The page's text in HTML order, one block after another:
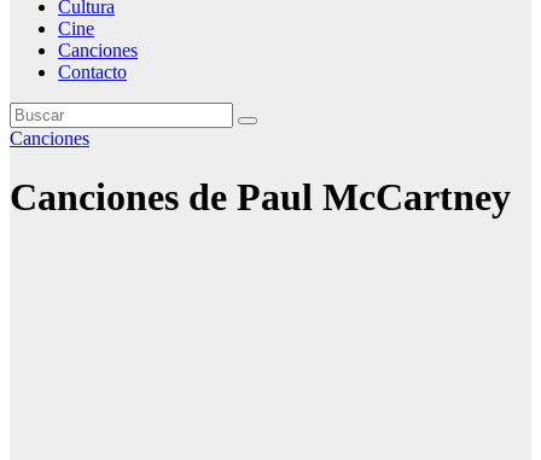
Cultura
Cine
Canciones
Contacto
Canciones
Canciones de Paul McCartney